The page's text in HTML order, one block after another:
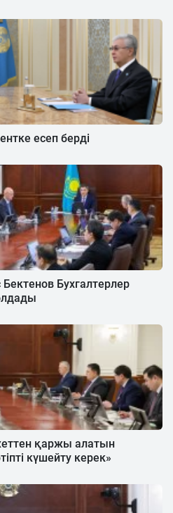
есеп берді
Бухгалтерлер
қаржы алатын
күшейту керек»